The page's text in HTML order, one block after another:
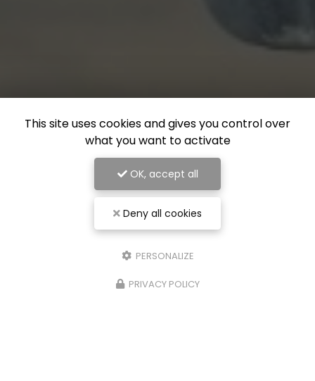
This site uses cookies and gives you control over
what you want to activate
OK, accept all
Deny all cookies
PERSONALIZE
PRIVACY POLICY